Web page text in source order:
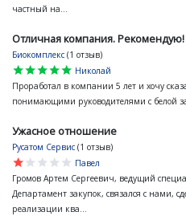
частный на...
Отличная компания. Рекомендую!
Биокомплекс (1 отзыв)
star
star
star
star
star
Николай
Проработал в компании 5 лет и хочу
понимающими руководителями с белой
Ужасное отношение
Русатом Сервис (1 отзыв)
star
star
star
star
star
Павел
Громов Артем Сергеевич, ведущий
Департамент закупок, связался с нами,
реализации ква...